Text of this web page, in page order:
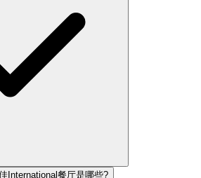
International餐厅是哪些?